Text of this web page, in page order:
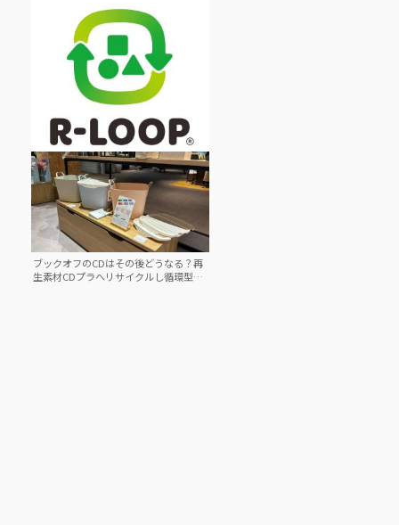
不要品を入れるだけで循環型社会に貢献
ボックス型不要品回収システム「R-
LOOP」
ブックオフのCDはその後どうなる？再
生素材CDプラへリサイクルし循環型社